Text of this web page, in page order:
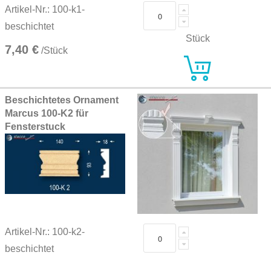
Artikel-Nr.: 100-k1-
beschichtet
7,40 € /Stück
Stück
Beschichtetes Ornament
Marcus 100-K2 für
Fensterstuck
Artikel-Nr.: 100-k2-
beschichtet